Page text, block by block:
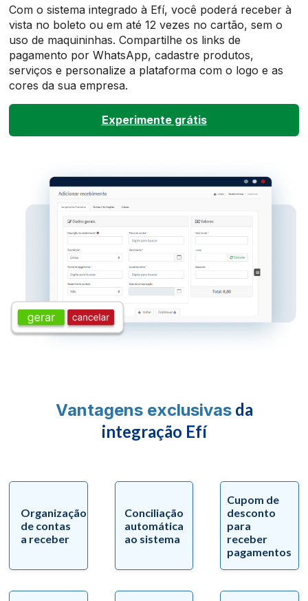
Com o sistema integrado à Efí, você poderá receber à
vista no boleto ou em até 12 vezes no cartão, sem o
uso de maquininhas. Compartilhe os links de
pagamento por WhatsApp, cadastre produtos,
serviços e personalize a plataforma com o logo e as
cores da sua empresa.
Experimente grátis
Vantagens exclusivasda
integração Efí
Conciliação
automática
ao sistema
Organização
de contas
a receber
Cupom de
desconto
para
receber
pagamentos